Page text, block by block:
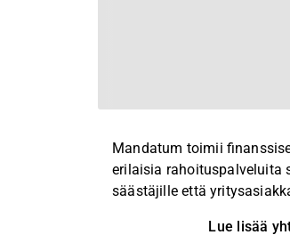
Mandatum toimii
erilaisia rahoituspalveluita
säästäjille että
säästämisen jaLue lisää